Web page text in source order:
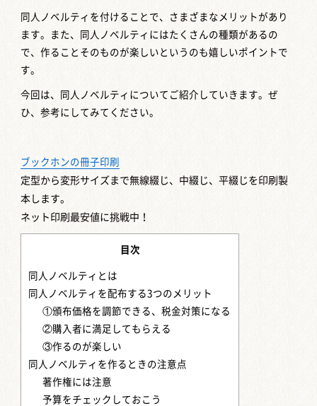
同人ノベルティを付けることで、さまざまなメリットがあり
ます。また、同人ノベルティにはたくさんの種類があるの
で、作ることそのものが楽しいというのも嬉しいポイントで
す。
今回は、同人ノベルティについてご紹介していきます。ぜ
ひ、参考にしてみてください。
ブックホンの冊子印刷
定型から変形サイズまで無線綴じ、中綴じ、平綴じを印刷製
本します。
ネット印刷最安値に挑戦中！
目次
同人ノベルティとは
同人ノベルティを配布する3つのメリット
①頒布価格を調節できる、税金対策になる
②購入者に満足してもらえる
③作るのが楽しい
同人ノベルティを作るときの注意点
著作権には注意
予算をチェックしておこう